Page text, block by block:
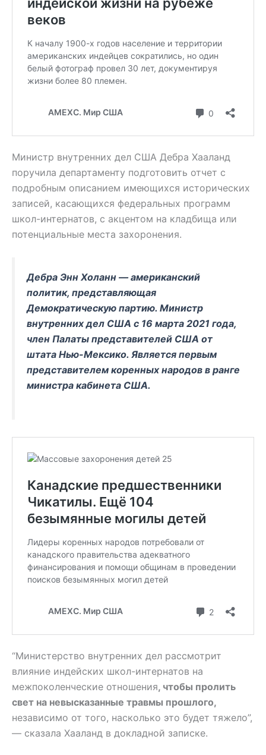
Министр внутренних дел США Дебра Хааланд
поручила департаменту подготовить отчет с
подробным описанием имеющихся исторических
записей, касающихся федеральных программ
школ-интернатов, с акцентом на кладбища или
потенциальные места захоронения.
Дебра Энн Холанн — американский
политик, представляющая
Демократическую партию. Министр
внутренних дел США с 16 марта 2021 года,
член Палаты представителей США от
штата Нью-Мексико. Является первым
представителем коренных народов в ранге
министра кабинета США.
“Министерство внутренних дел рассмотрит
влияние индейских школ-интернатов на
межпоколенческие отношения, чтобы пролить
свет на невысказанные травмы прошлого,
независимо от того, насколько это будет тяжело”,
— сказала Хааланд в докладной записке.